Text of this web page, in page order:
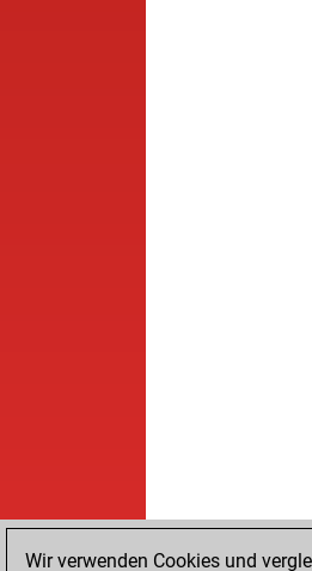
Wir verwenden Cookies und